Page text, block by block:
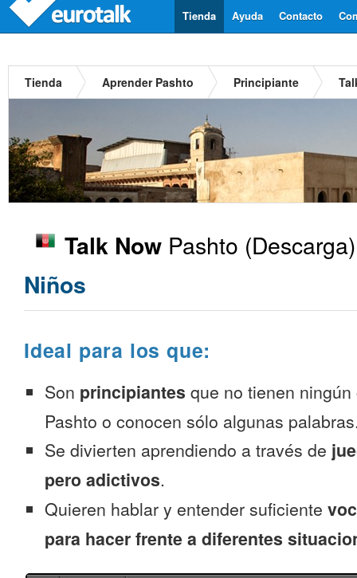
Contacto
Ayuda
Tienda
Tienda Aprender Pashto Principiante
Talk Now Pashto
Niños
Ideal para los que:
Son principiantes que no tienen
Pashto o conocen sólo algunas
Se divierten aprendiendo a través de
pero adictivos.
Quieren hablar y entender suficiente
para hacer frente a diferentes